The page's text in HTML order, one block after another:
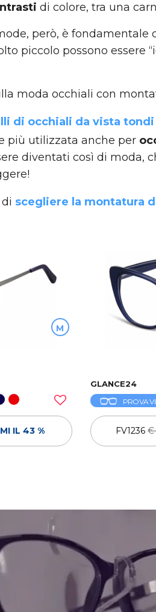
di colore, tra una
però, è fondamentale
piccolo possono
moda occhiali con
di occhiali da vista tondi
più utilizzata anche per
diventati così di moda,
scegliere la montatura
M
IL 43 %
GLANCE24
PROVA
FV1236€